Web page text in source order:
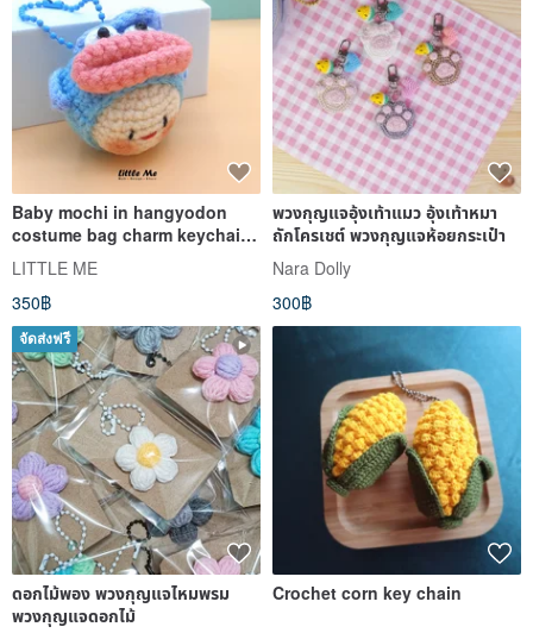
Baby mochi in hangyodon
costume bag charm keychain
Crochet handicraft
LITTLE ME
350฿
พวงกุญแจอุ้งเท้าแมว อุ้งเท้าหมา
ถักโครเชต์ พวงกุญแจห้อยกระเป๋า
Nara Dolly
300฿
จัดส่งฟรี
ดอกไม้พอง พวงกุญแจไหมพรม
พวงกุญแจดอกไม้
Crochet corn key chain